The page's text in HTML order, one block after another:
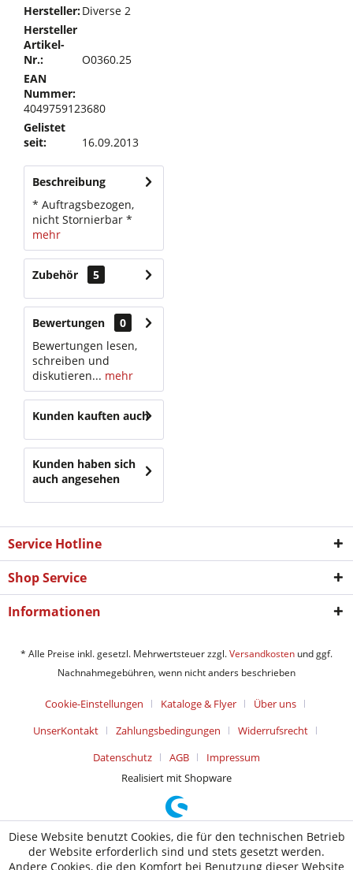
Hersteller:Diverse 2
Hersteller
Artikel-
Nr.:
O0360.25
EAN
Nummer:
4049759123680
Gelistet
seit:
16.09.2013
Beschreibung
* Auftragsbezogen,
nicht Stornierbar *
mehr
Zubehör 5
Bewertungen
0
Bewertungen lesen,
schreiben und
diskutieren... mehr
Kunden kauften auch
Kunden haben sich
auch angesehen
Service Hotline
Shop Service
Informationen
* Alle Preise inkl. gesetzl. Mehrwertsteuer zzgl.Versandkosten und ggf.
Nachnahmegebühren, wenn nicht anders beschrieben
Cookie-Einstellungen Kataloge & Flyer
Über uns
UnserKontakt
Zahlungsbedingungen
Widerrufsrecht
Datenschutz
AGB
Impressum
Realisiert mit Shopware
Diese Website benutzt Cookies, die für den technischen Betrieb
der Website erforderlich sind und stets gesetzt werden.
Andere Cookies, die den Komfort bei Benutzung dieser Website